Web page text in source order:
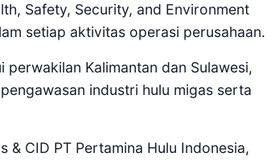
Safety, Security, and Environment
setiap aktivitas operasi perusahaan.
perwakilan Kalimantan dan Sulawesi,
industri hulu migas serta
& CID PT Pertamina Hulu Indonesia,